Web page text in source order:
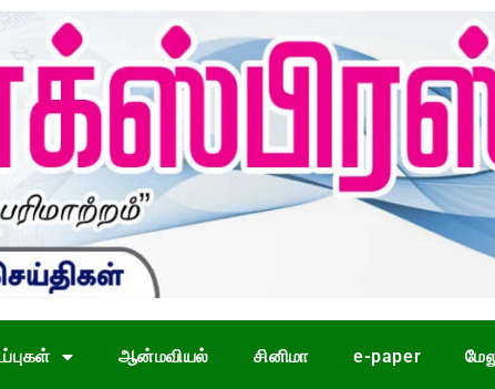
ஆன்மவியல் சினிமா e-paper